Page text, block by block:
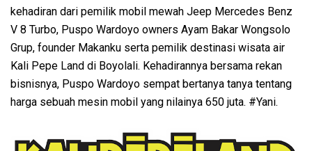
kehadiran dari pemilik mobil mewah Jeep Mercedes Benz
V 8 Turbo, Puspo Wardoyo owners Ayam Bakar Wongsolo
Grup, founder Makanku serta pemilik destinasi wisata air
Kali Pepe Land di Boyolali. Kehadirannya bersama rekan
bisnisnya, Puspo Wardoyo sempat bertanya tanya tentang
harga sebuah mesin mobil yang nilainya 650 juta. #Yani.